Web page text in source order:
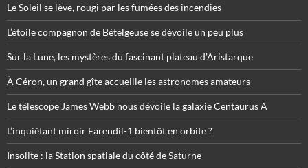
Le Soleil se lève, rougi par les fumées des incendies
L’étoile compagnon de Bételgeuse se dévoile un peu plus
Sur la Lune, les mystères du fascinant plateau d’Aristarque
À Céron, un grand gîte accueille les astronomes amateurs
Le télescope James Webb nous dévoile la galaxie Centaurus A
L’inquiétant miroir Eärendil-1 bientôt en orbite ?
Insolite : la Station spatiale du côté de Saturne